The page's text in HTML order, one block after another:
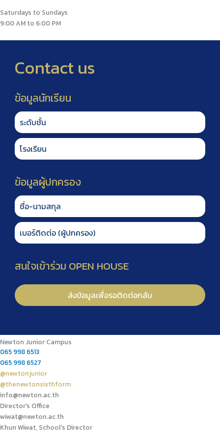
Saturdays to Sundays
9:00 AM to 6:00 PM
Newton Junior Campus
065 998 6513
065 998 6527
@newtonjunior
@thenewtonsixthform
info@newton.ac.th
Director's Office
wiwat@newton.ac.th
Khun Wiwat, School's Director